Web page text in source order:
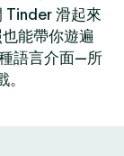
Tinder 滑起來
能帶你遊遍
語言介面—所